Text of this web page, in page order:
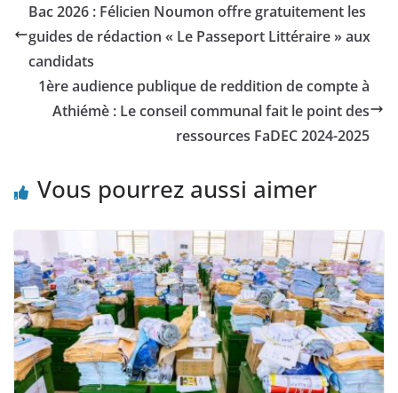
Bac 2026 : Félicien Noumon offre gratuitement les
guides de rédaction « Le Passeport Littéraire » aux
candidats
1ère audience publique de reddition de compte à
Athiémè : Le conseil communal fait le point des
ressources FaDEC 2024-2025
Vous pourrez aussi aimer